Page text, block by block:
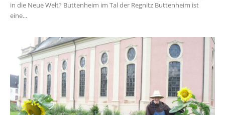
in die Neue Welt? Buttenheim im Tal der Regnitz Buttenheim ist
eine...